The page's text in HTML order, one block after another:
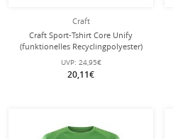
Craft
Craft Sport-Tshirt Core Unify
(funktionelles Recyclingpolyester)
rot Herren
UVP: 24,95€
20,11€